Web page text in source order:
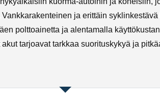
ja erittäin
polttoainetta ja alentamalla
tarjoavat tarkkaa suorituskykyä ja